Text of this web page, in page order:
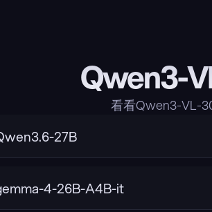
Qwen3-
看看Qwen3-VL-
27B
4-26B-A4B-it